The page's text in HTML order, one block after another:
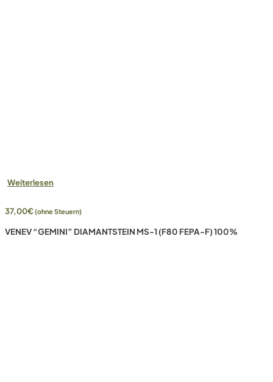
Weiterlesen
37,00€(ohne Steuern)
VENEV “GEMINI” DIAMANTSTEIN MS-1 (F80 FEPA-F) 100%